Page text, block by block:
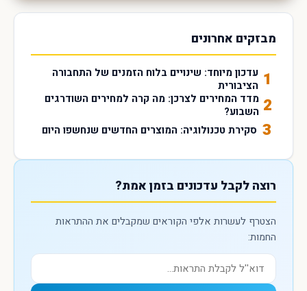
מבזקים אחרונים
1 עדכון מיוחד: שינויים בלוח הזמנים של התחבורה
הציבורית
2 מדד המחירים לצרכן: מה קרה למחירים השודרגים
השבוע?
3 סקירת טכנולוגיה: המוצרים החדשים שנחשפו היום
רוצה לקבל עדכונים בזמן אמת?
הצטרף לעשרות אלפי הקוראים שמקבלים את ההתראות
החמות: